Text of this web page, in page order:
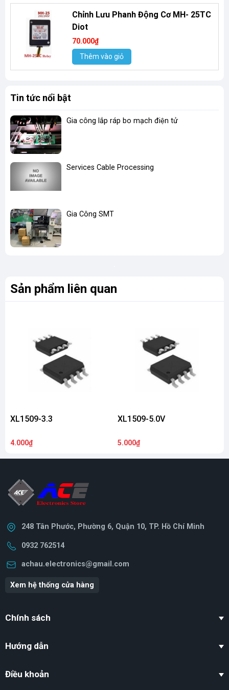
Chỉnh Lưu Phanh Động Cơ MH- 25TC
Diot
70.000₫
Thêm vào giỏ
Tin tức nổi bật
Gia công lắp ráp bo mạch điện tử
Services Cable Processing
Gia Công SMT
Sản phẩm liên quan
XL1509-3.3
4.000₫
XL1509-5.0V
5.000₫
248 Tân Phước, Phường 6, Quận 10, TP. Hồ Chí Minh
0932 762514
achau.electronics@gmail.com
Xem hệ thống cửa hàng
Chính sách
Hướng dẫn
Điều khoản